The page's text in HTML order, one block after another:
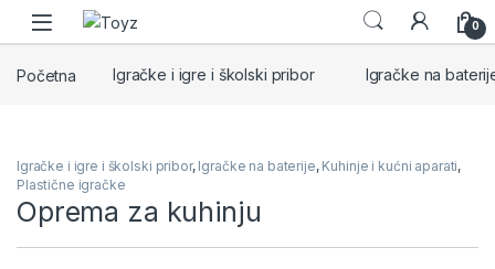
Skip to navigation
Skip to content
0
Početna Igračke i igre i školski pribor Igračke na
Igračke i igre i školski pribor, Igračke na baterije, Kuhinje i kućni aparati,
Plastične igračke
Oprema za kuhinju